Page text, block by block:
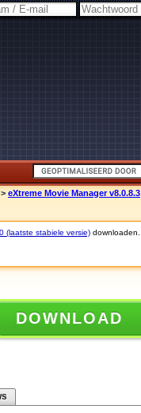
> eXtreme Movie Manager v8.0.8.3
(laatste stabiele versie) downloaden.
DOWNLOAD